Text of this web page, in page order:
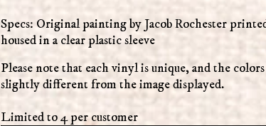
Specs: Original painting by Jacob Rochester
housed in a clear plastic sleeve
Please note that each vinyl is unique, and the
slightly different from the image displayed.
Limited to 4 per customer